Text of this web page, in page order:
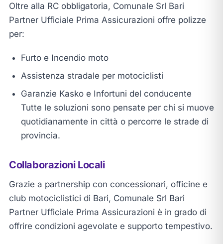
Oltre alla RC obbligatoria, Comunale Srl Bari
Partner Ufficiale Prima Assicurazioni offre polizze
per:
Furto e Incendio moto
Assistenza stradale per motociclisti
Garanzie Kasko e Infortuni del conducente
Tutte le soluzioni sono pensate per chi si muove
quotidianamente in città o percorre le strade di
provincia.
Collaborazioni Locali
Grazie a partnership con concessionari, officine e
club motociclistici di Bari, Comunale Srl Bari
Partner Ufficiale Prima Assicurazioni è in grado di
offrire condizioni agevolate e supporto tempestivo.